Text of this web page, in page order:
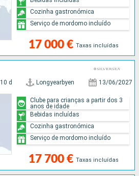
17 000 € Taxas incluídas
Cozinha gastronómica
Serviço de mordomo incluído
10 d Longyearbyen 13/06/2027
17 700 € Taxas incluídas
Clube para crianças a partir dos 3
anos de idade
Bebidas incluídas
Cozinha gastronómica
Serviço de mordomo incluído